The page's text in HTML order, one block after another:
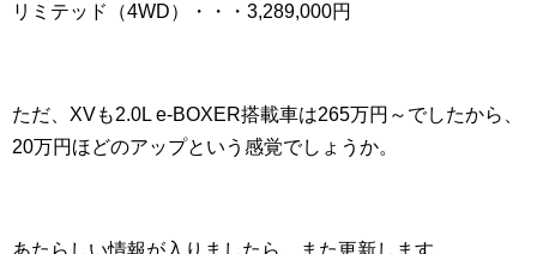
リミテッド（4WD）・・・3,289,000円
ただ、XVも2.0L e-BOXER搭載車は265万円～でしたから、
20万円ほどのアップという感覚でしょうか。